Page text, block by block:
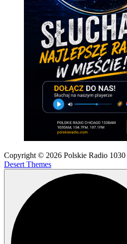
Copyright © 2026 Polskie Radio
Desert Themes